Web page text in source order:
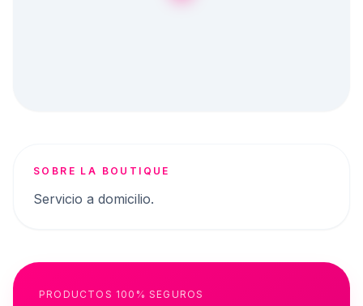
SOBRE LA BOUTIQUE
Servicio a domicilio.
PRODUCTOS 100% SEGUROS